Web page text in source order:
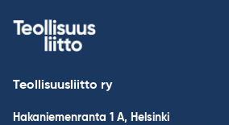
Teollisuusliitto ry
Hakaniemenranta 1 A, Helsinki